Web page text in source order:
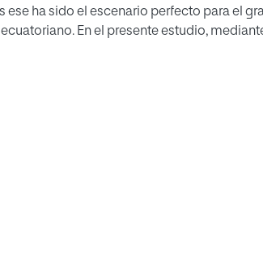
ese ha sido el escenario perfecto para el
En el presente estudio,
y combate a la corrupción,
su aplicabilidad, pese a las
la falta de una ideología de ética pública